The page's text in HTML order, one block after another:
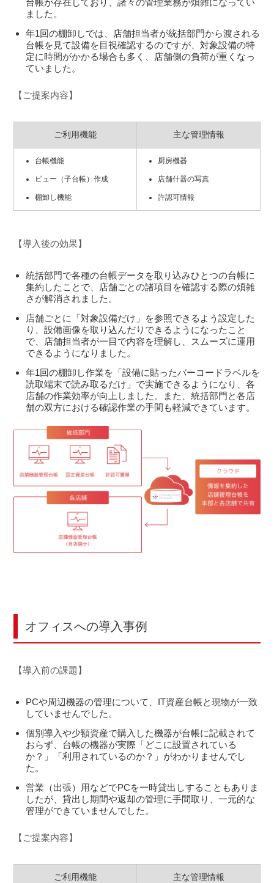
台帳が存在しており、諸々の管理業務が煩雑になってい
ました。
年1回の棚卸しでは、店舗担当者が統括部門から渡される
台帳を見て設備を目視確認するのですが、対象設備の特
定に時間がかかる場合も多く、店舗側の負荷が重くなっ
ていました。
【ご提案内容】
ご利用機能 主な管理情報
台帳機能
ビュー（子台帳）作成
棚卸し機能
厨房機器
店舗什器の写真
許認可情報
【導入後の効果】
統括部門で各種の台帳データを取り込みひとつの台帳に
集約したことで、店舗ごとの諸項目を確認する際の煩雑
さが解消されました。
店舗ごとに「対象設備だけ」を参照できるよう設定した
り、設備画像を取り込んだりできるようになったこと
で、店舗担当者が一目で内容を理解し、スムーズに運用
できるようになりました。
年1回の棚卸し作業を「設備に貼ったバーコードラベルを
読取端末で読み取るだけ」で実施できるようになり、各
店舗の作業効率が向上しました。また、統括部門と各店
舗の双方における確認作業の手間も軽減できています。
オフィスへの導入事例
【導入前の課題】
PCや周辺機器の管理について、IT資産台帳と現物が一致
していませんでした。
個別導入や少額資産で購入した機器が台帳に記載されて
おらず、台帳の機器が実際「どこに設置されている
か？」「利用されているのか？」がわかりませんでし
た。
営業（出張）用などでPCを一時貸出しすることもありま
したが、貸出し期間や返却の管理に手間取り、一元的な
管理ができていませんでした。
【ご提案内容】
ご利用機能 主な管理情報